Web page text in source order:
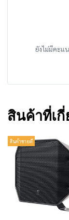
ยังไม่มีคะแ
สินค้าที่เ
สินค้าขายดี